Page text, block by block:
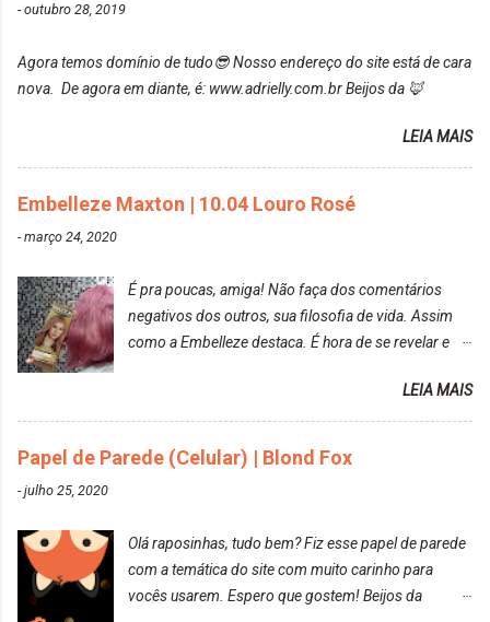
de inúmeras lavagens, meu cabelo teve um bom
desbotamento da cor, ele ficou um rosa bem suave,
DekapColor. Adorei o resultado da limpeza. Ficou
DekapColor "Minha mãe é lindaaaaa" Para quem
não conhece, o DekapColor é um p...
-outubro 28, 2019
Agora temos domínio de tudo😎 Nosso endereço do site está de cara
nova. De agora em diante, é: www.adrielly.com.br Beijos da 🦊
LEIA MAIS
Embelleze Maxton | 10.04 Louro Rosé
-março 24, 2020
É pra poucas, amiga! Não faça dos comentários
negativos dos outros, sua filosofia de vida. Assim
como a Embelleze destaca. É hora de se revelar e
vip Maxton liberdade para ser mais você Loiro Rosé
10.04. Após 30 minutos no cabelo, retirei o excesso
da tintura no banho e notei que os fios estavam
ressecados (Já ensinamos aqui no site, uma
caseira-cronograma-capilar.html ). Foi difícil retirar o
excesso. É uma tintura fácil de aplicar, o cheiro é
agradável. Cabelo antes da descoloração da raiz:
LEIA MAIS
Papel de Parede (Celular) | Blond Fox
-julho 25, 2020
Olá raposinhas, tudo bem? Fiz esse papel de parede
com a temática do site com muito carinho para
vocês usarem. Espero que gostem! Beijos da